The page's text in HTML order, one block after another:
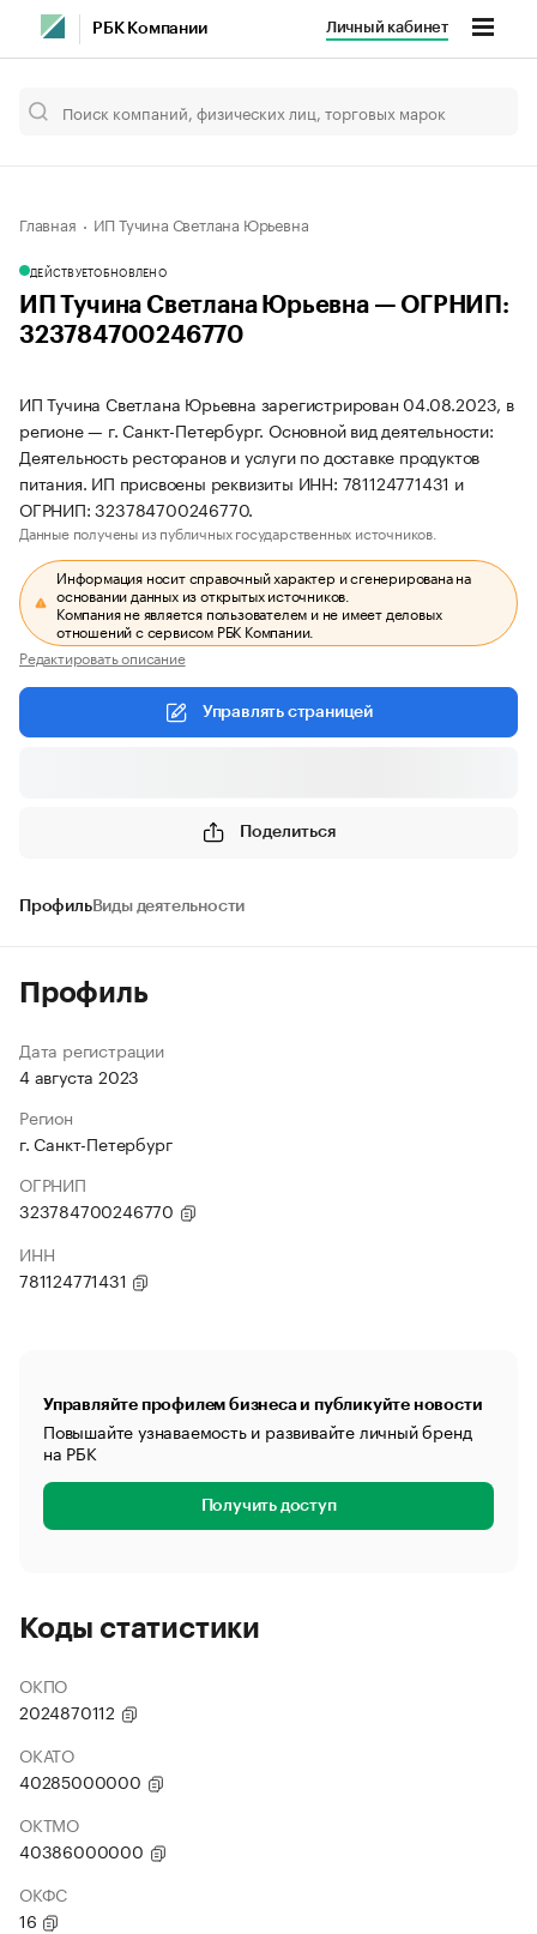
РБК Компании Личный кабинет
Главная ИП Тучина Светлана Юрьевна
ДЕЙСТВУЕТОБНОВЛЕНО
ИП Тучина Светлана Юрьевна — ОГРНИП:
323784700246770
ИП Тучина Светлана Юрьевна зарегистрирован 04.08.2023, в
регионе — г. Санкт-Петербург. Основной вид деятельности:
Деятельность ресторанов и услуги по доставке продуктов
питания. ИП присвоены реквизиты ИНН: 781124771431 и
ОГРНИП: 323784700246770.
Данные получены из публичных государственных источников.
Информация носит справочный характер и сгенерирована на
основании данных из открытых источников.
Компания не является пользователем и не имеет деловых
отношений с сервисом РБК Компании.
Редактировать описание
Управлять страницей
Поделиться
ПрофильВиды деятельности
Профиль
Дата регистрации
4 августа 2023
Регион
г. Санкт-Петербург
ОГРНИП
323784700246770
ИНН
781124771431
Управляйте профилем бизнеса и публикуйте новости
Повышайте узнаваемость и развивайте личный бренд
на РБК
Получить доступ
Коды статистики
ОКПО
2024870112
ОКАТО
40285000000
ОКТМО
40386000000
ОКФС
16